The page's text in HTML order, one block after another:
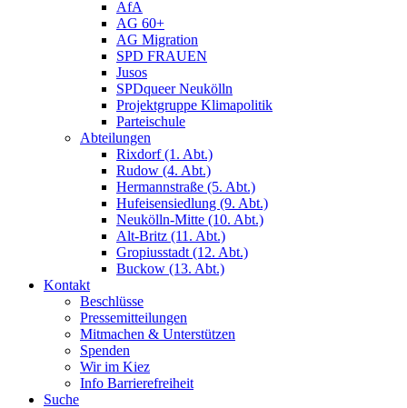
AfA
AG 60+
AG Migration
SPD FRAUEN
Jusos
SPDqueer Neukölln
Projektgruppe Klimapolitik
Parteischule
Abteilungen
Rixdorf (1. Abt.)
Rudow (4. Abt.)
Hermannstraße (5. Abt.)
Hufeisensiedlung (9. Abt.)
Neukölln-Mitte (10. Abt.)
Alt-Britz (11. Abt.)
Gropiusstadt (12. Abt.)
Buckow (13. Abt.)
Kontakt
Beschlüsse
Pressemitteilungen
Mitmachen & Unterstützen
Spenden
Wir im Kiez
Info Barrierefreiheit
Suche